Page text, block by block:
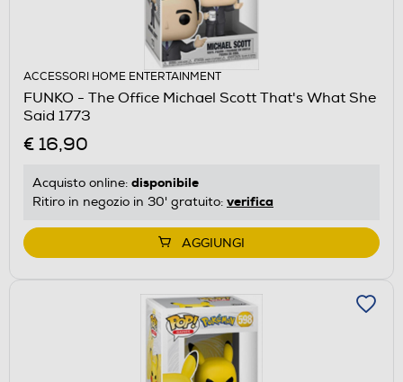
ACCESSORI HOME ENTERTAINMENT
FUNKO - The Office Michael Scott That's What She
Said 1773
€ 16,90
Acquisto online: disponibile
Ritiro in negozio in 30' gratuito: verifica
AGGIUNGI